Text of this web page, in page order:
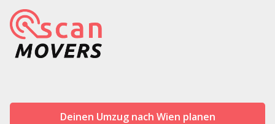
Deinen Umzug nach Wien planen